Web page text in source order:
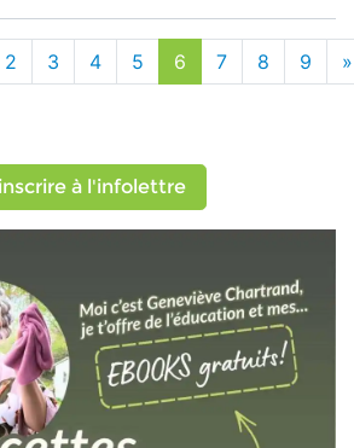
2 3 4 5 6 7 8 9 »
à l'infolettre